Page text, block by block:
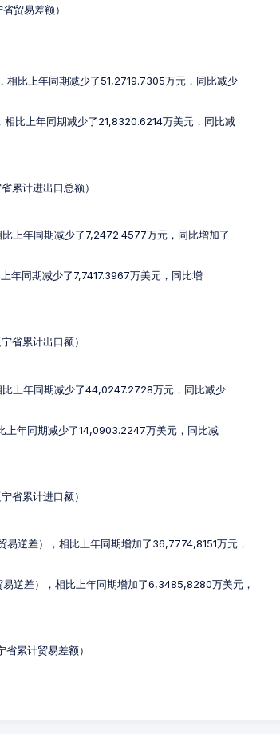
贸易差额）
比上年同期减少了51,2719.7305万元，同比减少
比上年同期减少了21,8320.6214万美元，同比减
累计进出口总额）
上年同期减少了7,2472.4577万元，同比增加了
年同期减少了7,7417.3967万美元，同比增
省累计出口额）
上年同期减少了44,0247.2728万元，同比减少
年同期减少了14,0903.2247万美元，同比减
省累计进口额）
逆差），相比上年同期增加了36,7774,8151万元，
逆差），相比上年同期增加了6,3485,8280万美元，
累计贸易差额）